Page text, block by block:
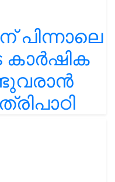
പിന്നാലെ
കാർഷിക